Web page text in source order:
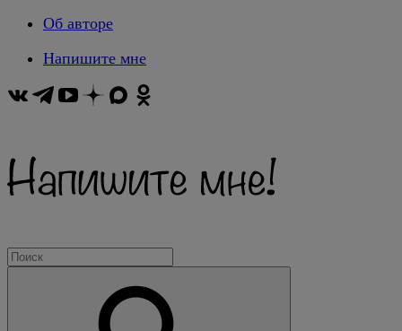
Об авторе
Напишите мне